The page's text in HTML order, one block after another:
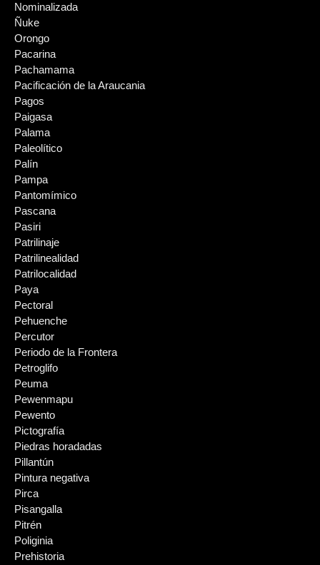
Nominalizada
Ñuke
Orongo
Pacarina
Pachamama
Pacificación de la Araucania
Pagos
Paigasa
Palama
Paleolítico
Palín
Pampa
Pantomímico
Pascana
Pasiri
Patrilinaje
Patrilinealidad
Patrilocalidad
Paya
Pectoral
Pehuenche
Percutor
Periodo de la Frontera
Petroglifo
Peuma
Pewenmapu
Pewento
Pictografía
Piedras horadadas
Pillantún
Pintura negativa
Pirca
Pisangalla
Pitrén
Poliginia
Prehistoria